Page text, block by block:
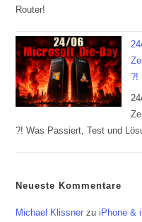
Router!
?!
?! Was Passiert, Test und
Neueste Kommentare
Michael Klissner zuiPhone &